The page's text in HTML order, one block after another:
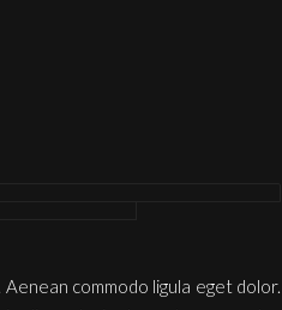
commodo ligula eget dolor.